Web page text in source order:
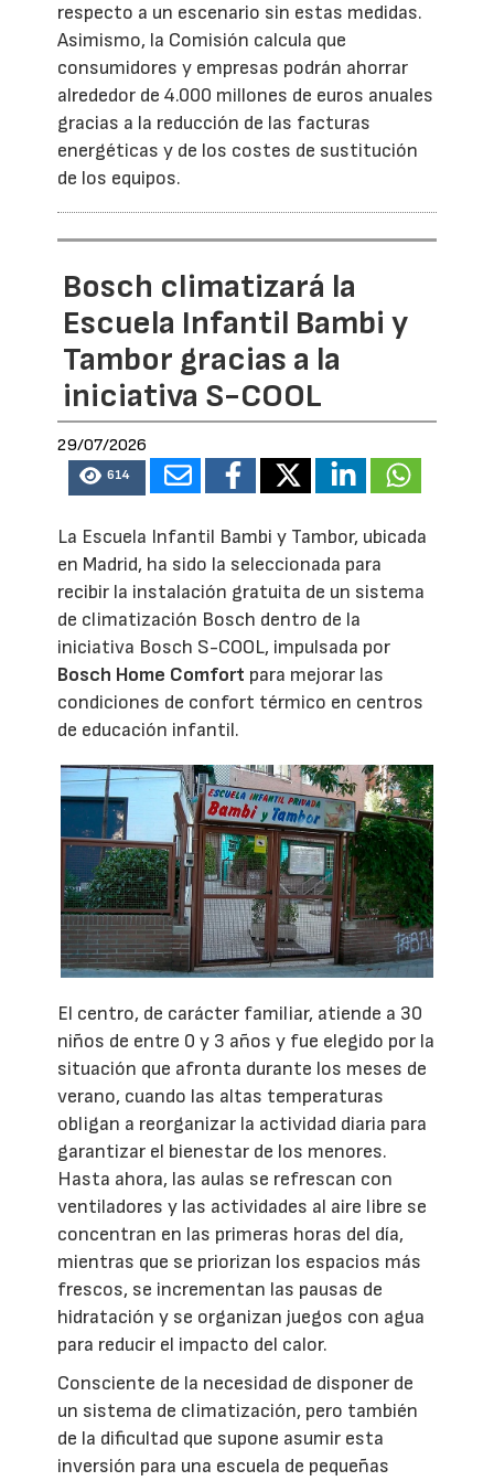
respecto a un escenario sin estas medidas.
Asimismo, la Comisión calcula que
consumidores y empresas podrán ahorrar
alrededor de 4.000 millones de euros anuales
gracias a la reducción de las facturas
energéticas y de los costes de sustitución
de los equipos.
Bosch climatizará la
Escuela Infantil Bambi y
Tambor gracias a la
iniciativa S-COOL
29/07/2026
614
La Escuela Infantil Bambi y Tambor, ubicada
en Madrid, ha sido la seleccionada para
recibir la instalación gratuita de un sistema
de climatización Bosch dentro de la
iniciativa Bosch S-COOL, impulsada por
Bosch Home Comfort para mejorar las
condiciones de confort térmico en centros
de educación infantil.
El centro, de carácter familiar, atiende a 30
niños de entre 0 y 3 años y fue elegido por la
situación que afronta durante los meses de
verano, cuando las altas temperaturas
obligan a reorganizar la actividad diaria para
garantizar el bienestar de los menores.
Hasta ahora, las aulas se refrescan con
ventiladores y las actividades al aire libre se
concentran en las primeras horas del día,
mientras que se priorizan los espacios más
frescos, se incrementan las pausas de
hidratación y se organizan juegos con agua
para reducir el impacto del calor.
Consciente de la necesidad de disponer de
un sistema de climatización, pero también
de la dificultad que supone asumir esta
inversión para una escuela de pequeñas